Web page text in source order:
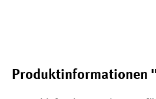
Produktinformationen